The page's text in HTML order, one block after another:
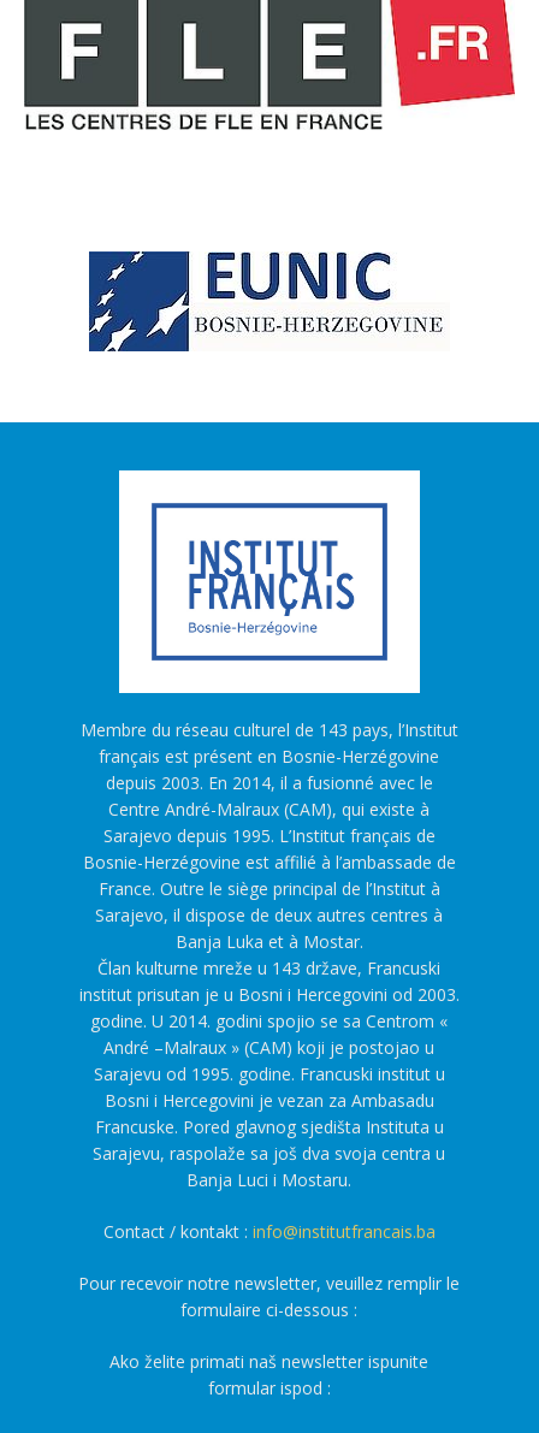
Membre du réseau culturel de 143 pays, l’Institut
français est présent en Bosnie-Herzégovine
depuis 2003. En 2014, il a fusionné avec le
Centre André-Malraux (CAM), qui existe à
Sarajevo depuis 1995. L’Institut français de
Bosnie-Herzégovine est affilié à l’ambassade de
France. Outre le siège principal de l’Institut à
Sarajevo, il dispose de deux autres centres à
Banja Luka et à Mostar.
Član kulturne mreže u 143 države, Francuski
institut prisutan je u Bosni i Hercegovini od 2003.
godine. U 2014. godini spojio se sa Centrom «
André –Malraux » (CAM) koji je postojao u
Sarajevu od 1995. godine. Francuski institut u
Bosni i Hercegovini je vezan za Ambasadu
Francuske. Pored glavnog sjedišta Instituta u
Sarajevu, raspolaže sa još dva svoja centra u
Banja Luci i Mostaru.
Contact / kontakt : info@institutfrancais.ba
Pour recevoir notre newsletter, veuillez remplir le
formulaire ci-dessous :
Ako želite primati naš newsletter ispunite
formular ispod :